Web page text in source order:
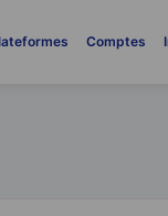
Comptes